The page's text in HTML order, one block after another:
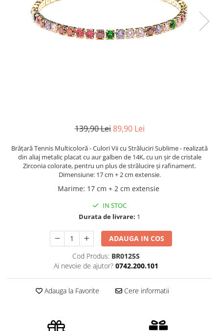
139,90 Lei 89,90 Lei
Brățară Tennis Multicoloră - Culori Vii cu Străluciri Sublime - realizată
din aliaj metalic placat cu aur galben de 14K, cu un șir de cristale
Zirconia colorate, pentru un plus de strălucire și rafinament.
Dimensiune: 17 cm + 2 cm extensie.
Marime: 17 cm + 2 cm extensie
IN STOC
Durata de livrare: 1
ADAUGA IN COS
Cod Produs: BR0125S
Ai nevoie de ajutor? 0742.200.101
Adauga la Favorite Cere informatii